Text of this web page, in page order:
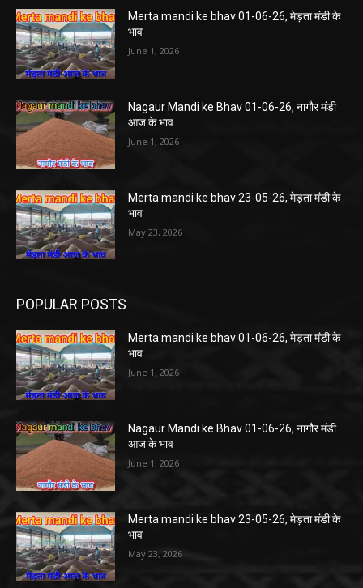
Merta mandi ke bhav 01-06-26, मेड़ता मंडी के
भाव
June 1, 2026
Nagaur Mandi ke Bhav 01-06-26, नागौर मंडी
आज के भाव
June 1, 2026
Merta mandi ke bhav 23-05-26, मेड़ता मंडी के
भाव
May 23, 2026
POPULAR POSTS
Merta mandi ke bhav 01-06-26, मेड़ता मंडी के
भाव
June 1, 2026
Nagaur Mandi ke Bhav 01-06-26, नागौर मंडी
आज के भाव
June 1, 2026
Merta mandi ke bhav 23-05-26, मेड़ता मंडी के
भाव
May 23, 2026